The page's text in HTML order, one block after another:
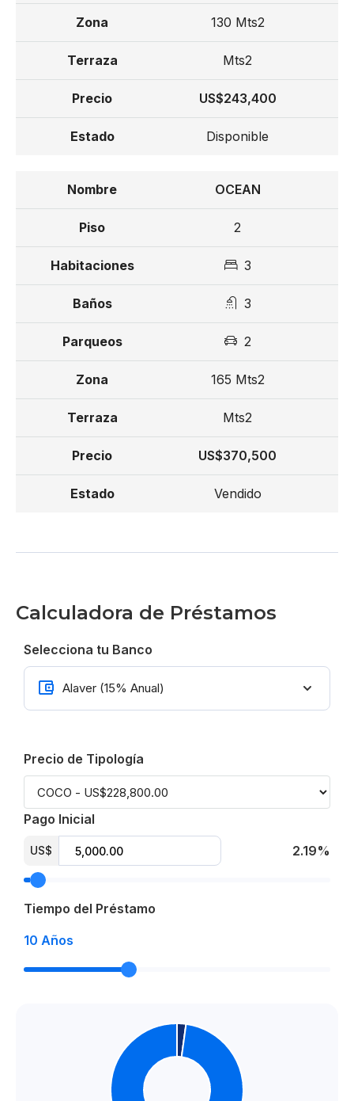
130 Mts2
Mts2
US$243,400
Disponible
OCEAN
2
3
3
2
165 Mts2
Mts2
US$370,500
Vendido
Calculadora de Préstamos
Selecciona tu Banco
Precio de Tipología
Pago Inicial
US$ 2.19%
Tiempo del Préstamo
10 Años